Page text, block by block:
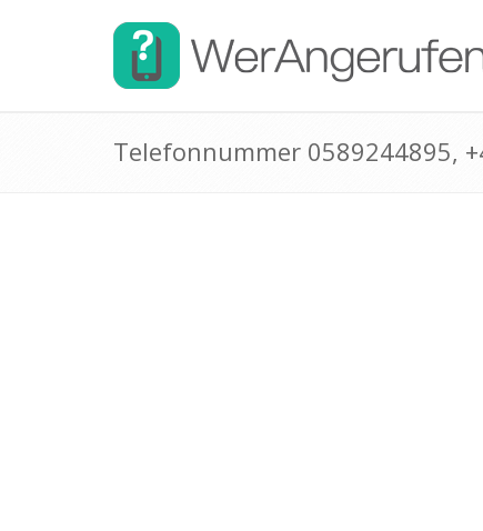
Telefonnummer 0589244895,